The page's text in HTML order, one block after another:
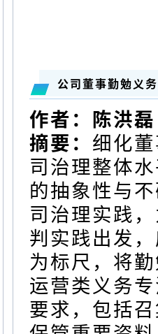
公司董事勤勉义
作者：陈洪磊
摘要： 细化
司治理整体
的抽象性与
司治理实践
判实践出发
为标尺，将
运营类义务
要求，包括